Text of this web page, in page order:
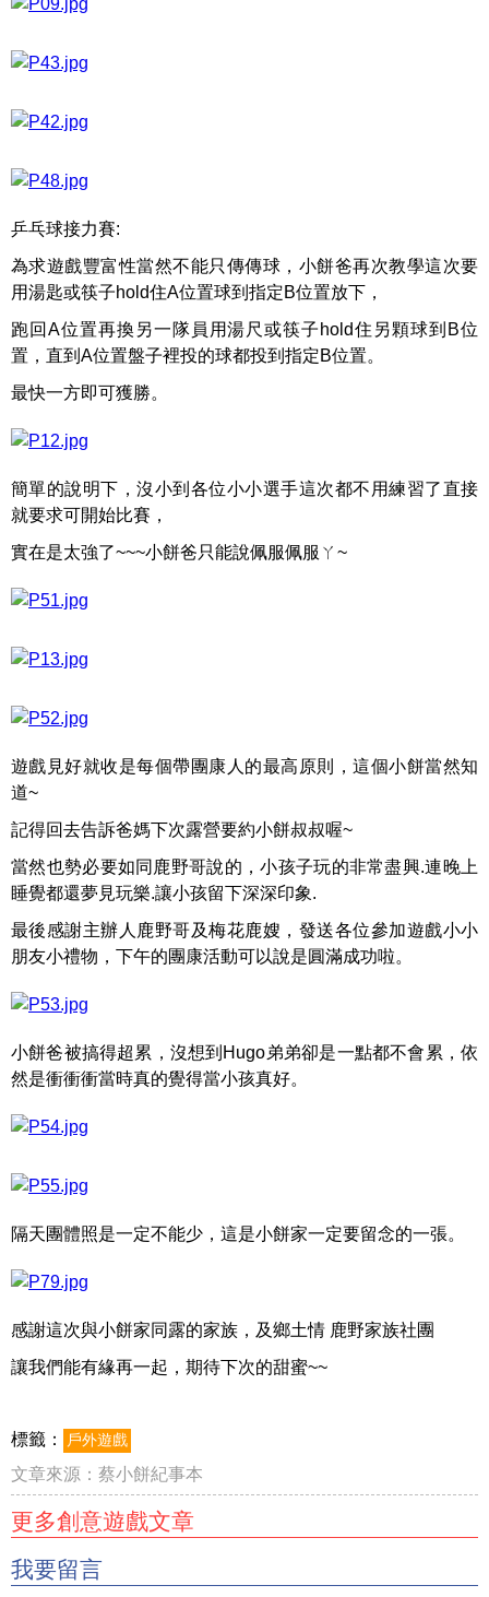
乒乓球接力賽:
為求遊戲豐富性當然不能只傳傳球，小餅爸再次教學這次要
用湯匙或筷子hold住A位置球到指定B位置放下，
跑回A位置再換另一隊員用湯尺或筷子hold住另顆球到B位
置，直到A位置盤子裡投的球都投到指定B位置。
最快一方即可獲勝。
簡單的說明下，沒小到各位小小選手這次都不用練習了直接
就要求可開始比賽，
實在是太強了~~~小餅爸只能說佩服佩服ㄚ~
遊戲見好就收是每個帶團康人的最高原則，這個小餅當然知
道~
記得回去告訴爸媽下次露營要約小餅叔叔喔~
當然也勢必要如同鹿野哥說的，小孩子玩的非常盡興.連晚上
睡覺都還夢見玩樂.讓小孩留下深深印象.
最後感謝主辦人鹿野哥及梅花鹿嫂，發送各位參加遊戲小小
朋友小禮物，下午的團康活動可以說是圓滿成功啦。
小餅爸被搞得超累，沒想到Hugo弟弟卻是一點都不會累，依
然是衝衝衝當時真的覺得當小孩真好。
隔天團體照是一定不能少，這是小餅家一定要留念的一張。
感謝這次與小餅家同露的家族，及鄉土情 鹿野家族社團
讓我們能有緣再一起，期待下次的甜蜜~~
標籤： 戶外遊戲
文章來源： 蔡小餅紀事本
更多創意遊戲文章
我要留言